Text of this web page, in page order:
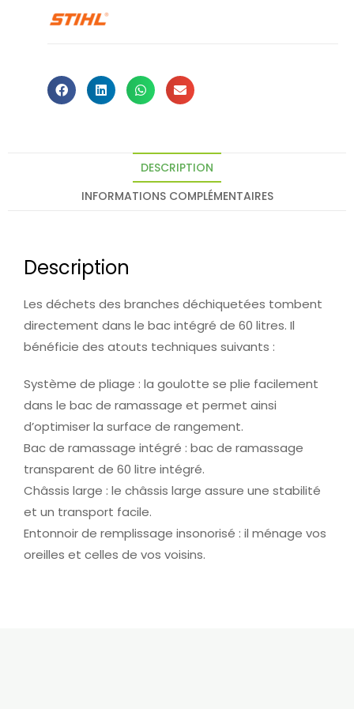
DESCRIPTION
INFORMATIONS COMPLÉMENTAIRES
Description
Les déchets des branches déchiquetées tombent
directement dans le bac intégré de 60 litres. Il
bénéficie des atouts techniques suivants :
Système de pliage : la goulotte se plie facilement
dans le bac de ramassage et permet ainsi
d’optimiser la surface de rangement.
Bac de ramassage intégré : bac de ramassage
transparent de 60 litre intégré.
Châssis large : le châssis large assure une stabilité
et un transport facile.
Entonnoir de remplissage insonorisé : il ménage vos
oreilles et celles de vos voisins.